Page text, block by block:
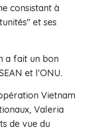
consistant à
et ses
a fait un bon
et l'ONU.
Vietnam
Valeria
de vue du